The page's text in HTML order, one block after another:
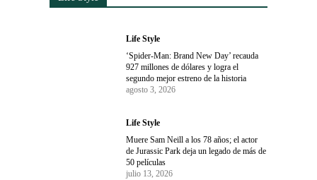
Life Style
‘Spider-Man: Brand New Day’ recauda
927 millones de dólares y logra el
segundo mejor estreno de la historia
agosto 3, 2026
Life Style
Muere Sam Neill a los 78 años; el actor
de Jurassic Park deja un legado de más de
50 películas
julio 13, 2026